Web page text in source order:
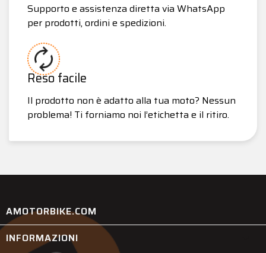
Supporto e assistenza diretta via WhatsApp
per prodotti, ordini e spedizioni.
Reso facile
Il prodotto non è adatto alla tua moto? Nessun
problema! Ti forniamo noi l’etichetta e il ritiro.
AMOTORBIKE.COM
INFORMAZIONI